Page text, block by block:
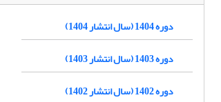
دوره 1404 (سال انتشار 1404)
دوره 1403 (سال انتشار 1403)
دوره 1402 (سال انتشار 1402)